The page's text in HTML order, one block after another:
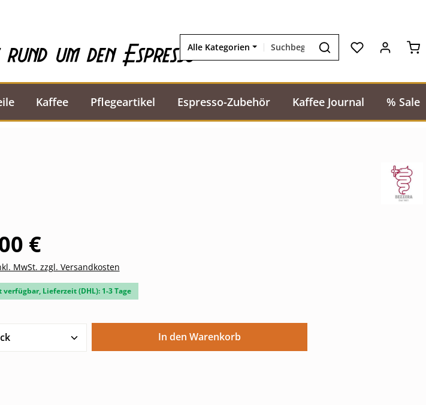
um den EspressoAlle Kategorien
Kaffee Pflegeartikel Espresso-Zubehör Kaffee Journal % Sale
€
MwSt. zzgl. Versandkosten
verfügbar, Lieferzeit (DHL): 1-3 Tage
Anzahl: Gib den gewünschten Wert ein oder benutze die
In den Warenkorb